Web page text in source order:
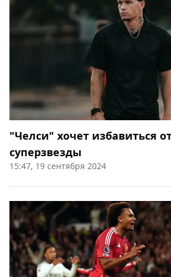
"Челси" хочет избавиться
суперзвезды
15:47, 19 сентября 2024